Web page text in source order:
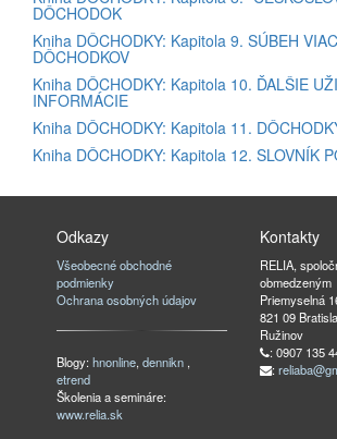
DÔCHODOK
Kniha DÔCHODKY: Kapitola 9. SÚBEH
DÔCHODKOV
Kniha DÔCHODKY: Kapitola 10. ĎALŠIE
INFORMÁCIE
Kniha DÔCHODKY: Kapitola 11.
Kniha DÔCHODKY: Kapitola 12. SLOVNÍK
Odkazy
Všeobecné obchodné
podmienky
Ochrana osobných údajov
Blogy:hnonline,dennikn ,
etrend
Školenia a semináre:
www.relia.sk
Kontakty
RELIA,
obmedzeným
Priemyselná
821 09
Ružinov
: 0907 135
: